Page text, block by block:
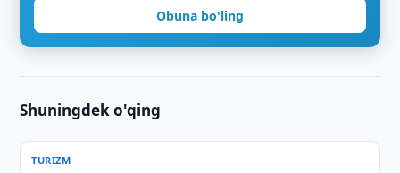
Obuna bo'ling
Shuningdek o'qing
TURIZM